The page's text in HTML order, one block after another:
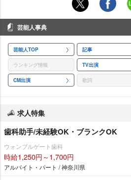
芸能人事典
芸能人TOP 記事
ランキング情報 TV出演
CM出演 歌詞
求人特集
歯科助手/未経験OK・ブランクOK
ウォンブルゲート歯科
時給1,250円～1,700円
アルバイト・パート / 神奈川県